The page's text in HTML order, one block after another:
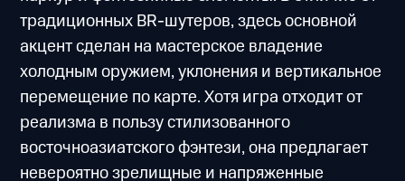
традиционных BR-шутеров, здесь основной
акцент сделан на мастерское владение
холодным оружием, уклонения и вертикальное
перемещение по карте. Хотя игра отходит от
реализма в пользу стилизованного
восточноазиатского фэнтези, она предлагает
невероятно зрелищные и напряженные